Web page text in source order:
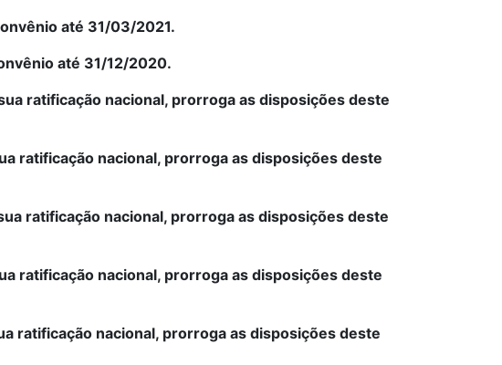
até 31/03/2021.
até 31/12/2020.
ratificação nacional, prorroga as disposições deste
ratificação nacional, prorroga as disposições deste
ratificação nacional, prorroga as disposições deste
ratificação nacional, prorroga as disposições deste
ratificação nacional, prorroga as disposições deste